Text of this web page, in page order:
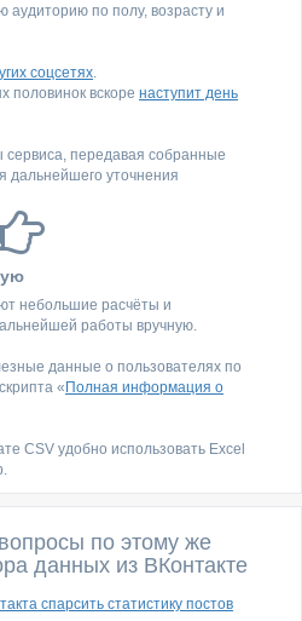
аудиторию по полу, возрасту и
соцсетях.
половинок вскоре наступит день
передавая собранные
дальнейшего уточнения
небольшие расчёты и
работы вручную.
данные о пользователях по
« Полная информация о
CSV удобно использовать Excel
по этому же
данных из ВКонтакте
спарсить статистику постов